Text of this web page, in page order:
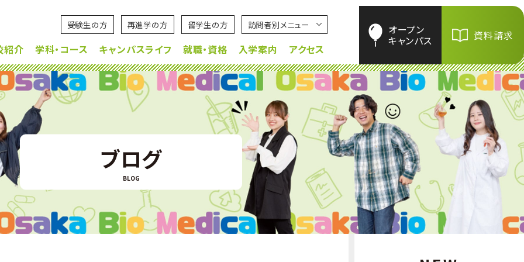
受験生の方 再進学の方 留学生の方 訪問者別メニュー
紹介 学科・コース キャンパスライフ 就職・資格 入学案内 アクセス
オープン
キャンパス 資料請求
ブログ
BLOG